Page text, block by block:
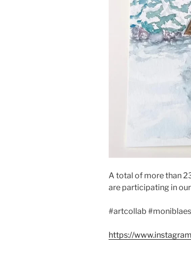
A total of more than
are participating in
#artcollab
https://